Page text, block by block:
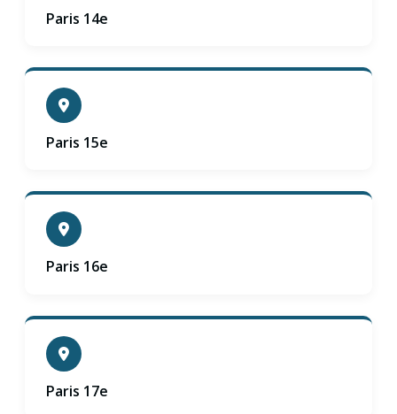
Paris 14e
Paris 15e
Paris 16e
Paris 17e